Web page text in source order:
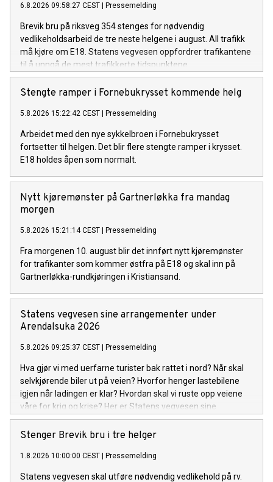
6.8.2026 09:58:27 CEST | Pressemelding
Brevik bru på riksveg 354 stenges for nødvendig
vedlikeholdsarbeid de tre neste helgene i august. All trafikk
må kjøre om E18. Statens vegvesen oppfordrer trafikantene
til å unngå de mest trafikkerte tidspunktene.
Stengte ramper i Fornebukrysset kommende helg
5.8.2026 15:22:42 CEST | Pressemelding
Arbeidet med den nye sykkelbroen i Fornebukrysset
fortsetter til helgen. Det blir flere stengte ramper i krysset.
E18 holdes åpen som normalt.
Nytt kjøremønster på Gartnerløkka fra mandag
morgen
5.8.2026 15:21:14 CEST | Pressemelding
Fra morgenen 10. august blir det innført nytt kjøremønster
for trafikanter som kommer østfra på E18 og skal inn på
Gartnerløkka-rundkjøringen i Kristiansand.
Statens vegvesen sine arrangementer under
Arendalsuka 2026
5.8.2026 09:25:37 CEST | Pressemelding
Hva gjør vi med uerfarne turister bak rattet i nord? Når skal
selvkjørende biler ut på veien? Hvorfor henger lastebilene
igjen når ladingen er klar? Hvordan skal vi ruste opp veiene
våre for krig og krise? Her er Statens vegvesen sine
arrangementer under Arendalsuka 2026.
Stenger Brevik bru i tre helger
1.8.2026 10:00:00 CEST | Pressemelding
Statens vegvesen skal utføre nødvendig vedlikehold på rv.